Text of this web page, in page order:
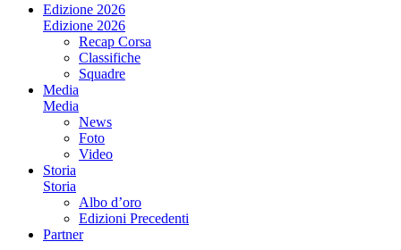
Edizione 2026
Edizione 2026
Recap Corsa
Classifiche
Squadre
Media
Media
News
Foto
Video
Storia
Storia
Albo d’oro
Edizioni Precedenti
Partner